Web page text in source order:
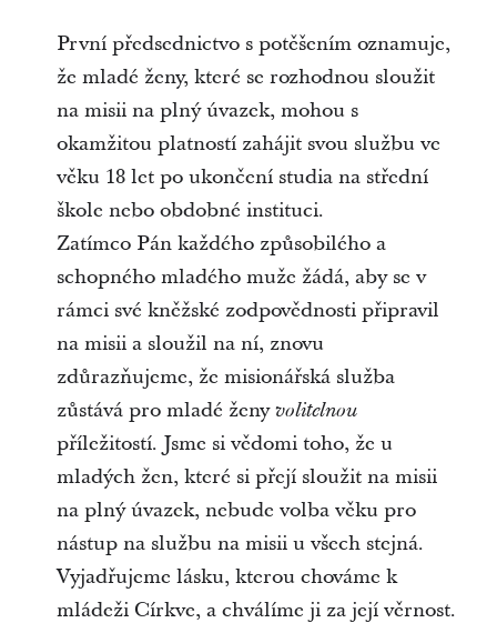
První předsednictvo s potěšením oznamuje,
že mladé ženy, které se rozhodnou sloužit
na misii na plný úvazek, mohou s
okamžitou platností zahájit svou službu ve
věku 18 let po ukončení studia na střední
škole nebo obdobné instituci.
Zatímco Pán každého způsobilého a
schopného mladého muže žádá, aby se v
rámci své kněžské zodpovědnosti připravil
na misii a sloužil na ní, znovu
zdůrazňujeme, že misionářská služba
zůstává pro mladé ženyvolitelnou
příležitostí. Jsme si vědomi toho, že u
mladých žen, které si přejí sloužit na misii
na plný úvazek, nebude volba věku pro
nástup na službu na misii u všech stejná.
Vyjadřujeme lásku, kterou chováme k
mládeži Církve, a chválíme ji za její věrnost.